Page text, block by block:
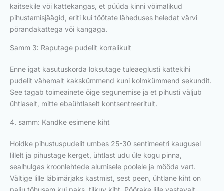
kaitsekile või kattekangas, et püüda kinni võimalikud
pihustamisjäägid, eriti kui töötate läheduses heledat värvi
põrandakattega või kangaga.
Samm 3: Raputage pudelit korralikult
Enne igat kasutuskorda loksutage tuleaeglusti kattekihi
pudelit vähemalt kakskümmend kuni kolmkümmend sekundit.
See tagab toimeainete õige segunemise ja et pihusti väljub
ühtlaselt, mitte ebaühtlaselt kontsentreeritult.
4. samm: Kandke esimene kiht
Hoidke pihustuspudelit umbes 25-30 sentimeetri kaugusel
lillelt ja pihustage kerget, ühtlast udu üle kogu pinna,
sealhulgas kroonlehtede alumisele poolele ja mööda vart.
Vältige lille läbimärjaks kastmist, sest peen, ühtlane kiht on